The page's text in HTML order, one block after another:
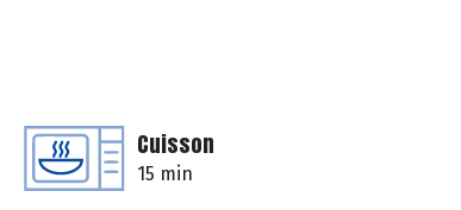
Cuisson
15 min